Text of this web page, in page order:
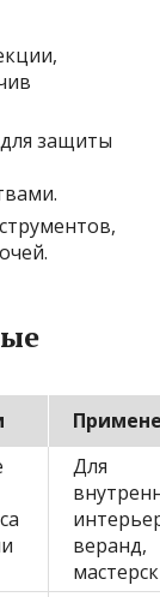
защиты
Для
веранд,